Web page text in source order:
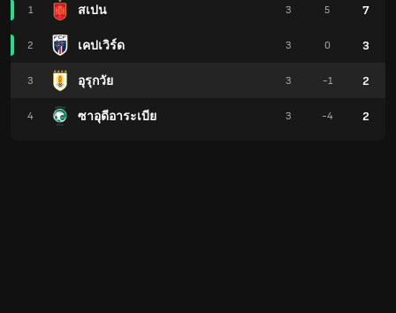
1 สเปน
2 เคปเวิร์ด
3 อุรุกวัย
4 ซาอุดีอาระเบีย
3 5 7
3 0 3
3 -1 2
3 -4 2